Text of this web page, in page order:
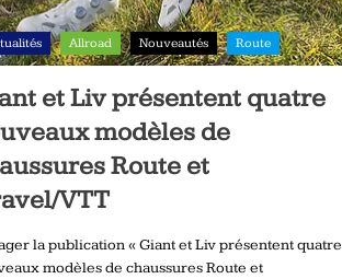
Allroad Nouveautés Route
et Liv présentent quatre
modèles de
Route et
VTT
la publication « Giant et Liv présentent quatre
modèles de chaussures Route et